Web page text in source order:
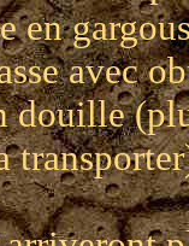
en
avec
douille